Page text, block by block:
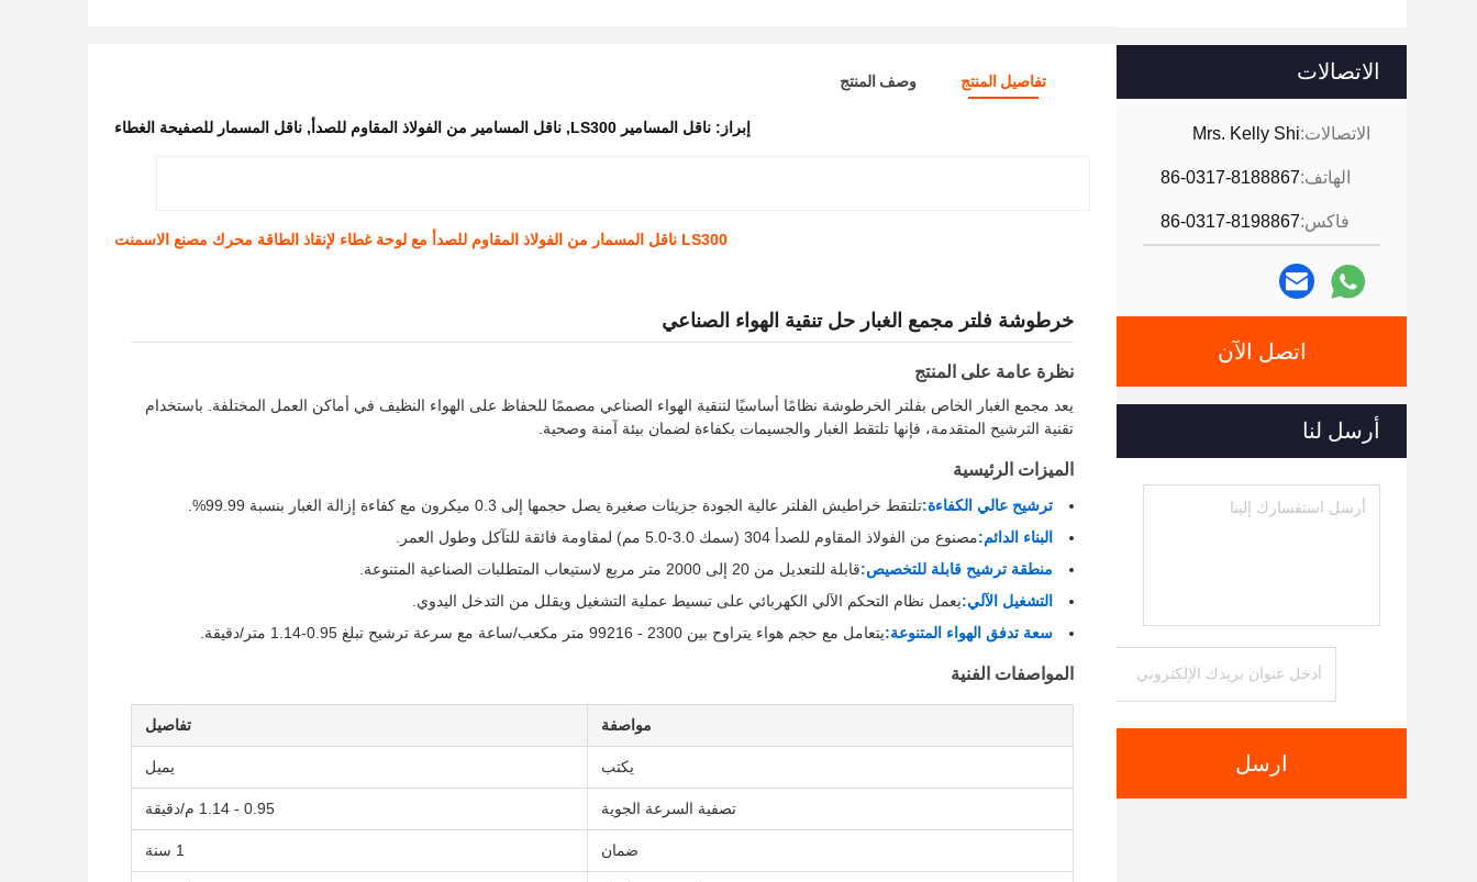
الاتصالات
الاتصالات:Mrs. Kelly Shi
الهاتف:86-0317-8188867
فاكس:86-0317-8198867
اتصل الآن
أرسل لنا
ارسل
تفاصيل المنتج وصف المنتج
إبراز: ناقل المسامير LS300 , ناقل المسامير من الفولاذ المقاوم للصدأ , ناقل المسمار للصفيحة الغطاء
LS300 ناقل المسمار من الفولاذ المقاوم للصدأ مع لوحة غطاء لإنقاذ الطاقة محرك مصنع الاسمنت
خرطوشة فلتر مجمع الغبار حل تنقية الهواء الصناعي
نظرة عامة على المنتج
يعد مجمع الغبار الخاص بفلتر الخرطوشة نظامًا أساسيًا لتنقية الهواء الصناعي مصممًا للحفاظ على الهواء النظيف في أماكن العمل المختلفة. باستخدام
تقنية الترشيح المتقدمة، فإنها تلتقط الغبار والجسيمات بكفاءة لضمان بيئة آمنة وصحية.
الميزات الرئيسية
ترشيح عالي الكفاءة:تلتقط خراطيش الفلتر عالية الجودة جزيئات صغيرة يصل حجمها إلى 0.3 ميكرون مع كفاءة إزالة الغبار بنسبة 99.99%.
البناء الدائم:مصنوع من الفولاذ المقاوم للصدأ 304 (سمك 3.0-5.0 مم) لمقاومة فائقة للتآكل وطول العمر.
منطقة ترشيح قابلة للتخصيص:قابلة للتعديل من 20 إلى 2000 متر مربع لاستيعاب المتطلبات الصناعية المتنوعة.
التشغيل الآلي:يعمل نظام التحكم الآلي الكهربائي على تبسيط عملية التشغيل ويقلل من التدخل اليدوي.
سعة تدفق الهواء المتنوعة:يتعامل مع حجم هواء يتراوح بين 2300 - 99216 متر مكعب/ساعة مع سرعة ترشيح تبلغ 0.95-1.14 متر/دقيقة.
المواصفات الفنية
مواصفة تفاصيل
يكتب يميل
تصفية السرعة الجوية 0.95 - 1.14 م/دقيقة
ضمان 1 سنة